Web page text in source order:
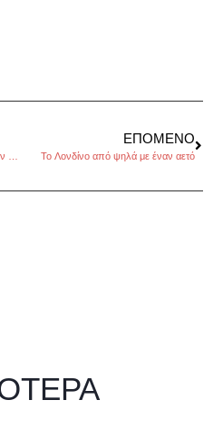
ΕΠΌΜΕΝΟ
To Λονδίνο από ψηλά με έναν αετό